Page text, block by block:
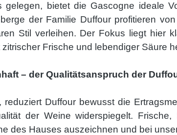
gelegen, bietet die Gascogne ideale
der Familie Duffour profitieren
Stil verleihen. Der Fokus liegt hier
Frische und lebendiger Säure
– der Qualitätsanspruch der
Duffour bewusst die
der Weine widerspiegelt.
des Hauses auszeichnen und bei